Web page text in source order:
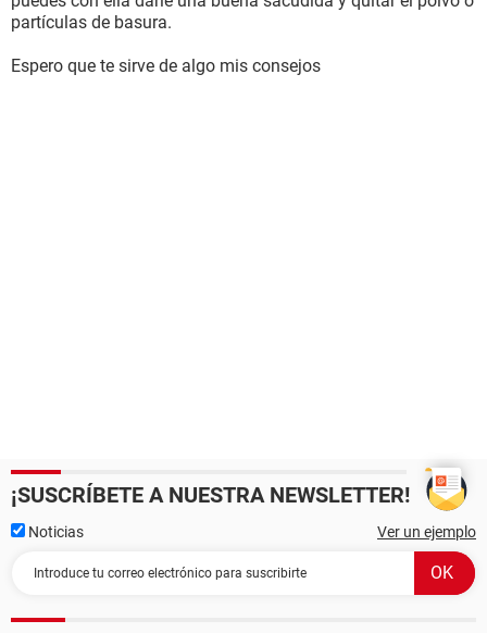
partículas de basura.
Espero que te sirve de algo mis consejos
¡SUSCRÍBETE A NUESTRA NEWSLETTER!
Noticias Ver un ejemplo